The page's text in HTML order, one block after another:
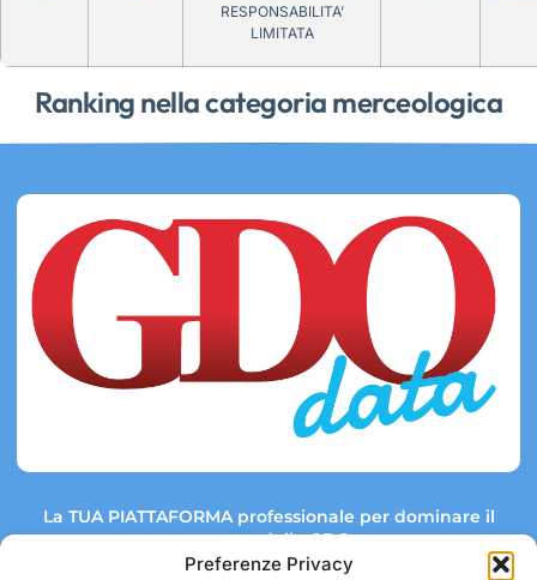
Preferenze Privacy
Ranking nella categoria merceologica
RESPONSABILITA’
LIMITATA
La TUA PIATTAFORMA professionale per dominare il
mercato della GDO.